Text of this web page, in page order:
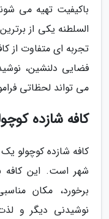
باکیفیت تهیه می
السلطنه یکی از
تجربه ای متفاوت از
فضایی دلنشین،
می تواند لحظاتی
کافه شازده
کافه شازده کوچولو
شهر است. این کافه
برخورد، مکان
نوشیدنی دیگر و